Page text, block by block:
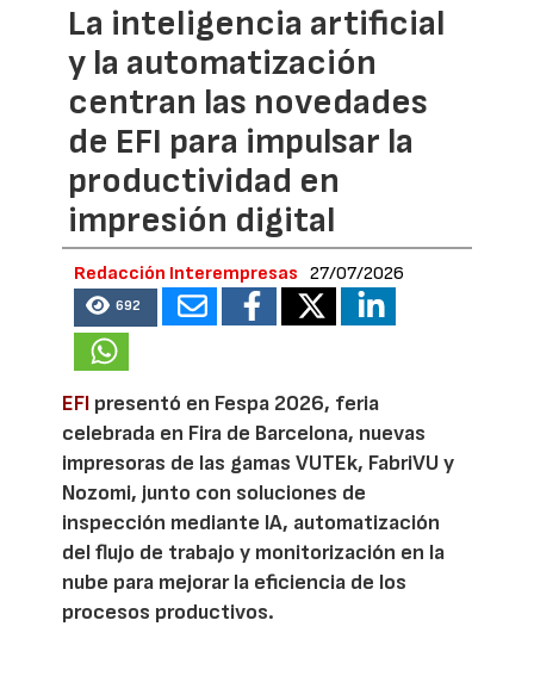
La inteligencia artificial
y la automatización
centran las novedades
de EFI para impulsar la
productividad en
impresión digital
Redacción Interempresas 27/07/2026
692
EFI presentó en Fespa 2026, feria
celebrada en Fira de Barcelona, nuevas
impresoras de las gamas VUTEk, FabriVU y
Nozomi, junto con soluciones de
inspección mediante IA, automatización
del flujo de trabajo y monitorización en la
nube para mejorar la eficiencia de los
procesos productivos.